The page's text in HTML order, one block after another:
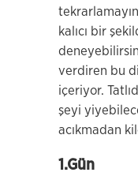
kalıcı bir
verdiren bu
içeriyor.
şeyi
acıkmadan
1.Gün